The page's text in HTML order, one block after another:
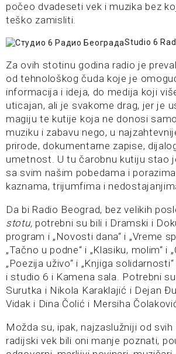
počeo dvadeseti vek i muzika bez
teško zamisliti.
Studio 6
Za ovih stotinu godina radio je
od tehnološkog čuda koje je
informacija i ideja, do medija koji
uticajan, ali je svakome drag, jer je
magiju te kutije koja ne donosi
muziku i zabavu nego, u
prirode, dokumentarne zapise,
umetnost. U tu čarobnu kutiju stao
sa svim našim pobedama i
kaznama, trijumfima i
Da bi Radio Beograd, bez velikih
stotu, potrebni su bili i Dramski i
program i „Novosti dana“ i „Vreme
„Tačno u podne“ i „Klasiku, molim“ i
„Poezija uživo“ i „Knjiga
i studio 6 i Kamena sala. Potrebni
Surutka i Nikola Karaklajić i Dejan
Vidak i Dina Čolić i Mersiha
Možda su, ipak, najzaslužniji od
radijski vek bili oni manje poznati,